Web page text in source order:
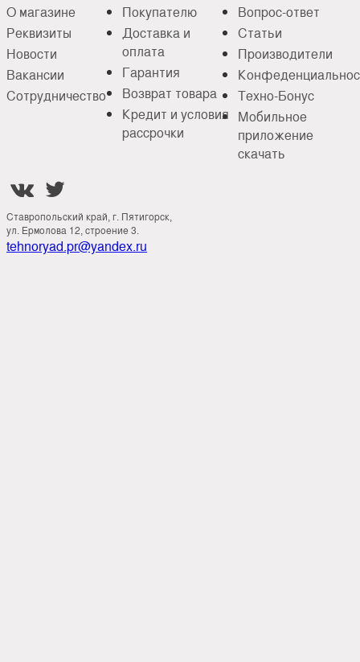
О магазине
Реквизиты
Новости
Вакансии
Сотрудничество
Покупателю
Доставка и
оплата
Гарантия
Возврат товара
Кредит и условия
рассрочки
Вопрос-ответ
Статьи
Производители
Техно-Бонус
Мобильное
приложение
скачать
 
Ставропольский край, г. Пятигорск,
ул. Ермолова 12, строение 3.
tehnoryad.pr@yandex.ru